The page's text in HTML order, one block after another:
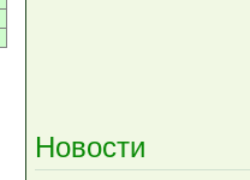
Новости